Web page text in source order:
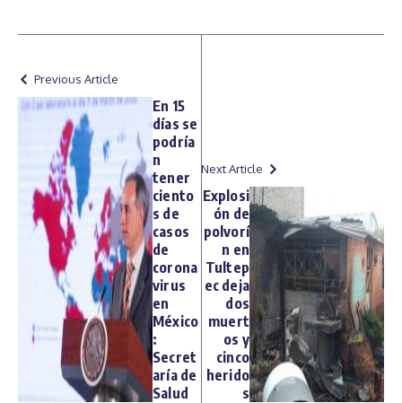
Previous Article
En 15
días se
podría
n
tener
ciento
s de
casos
de
corona
virus
en
México
:
Secret
aría de
Salud
Next Article
Explosi
ón de
polvorí
n en
Tultep
ec deja
dos
muert
os y
cinco
herido
s